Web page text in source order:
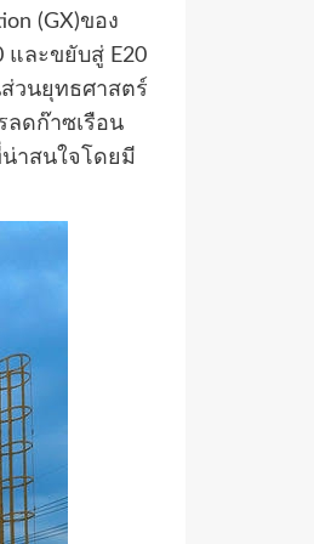
(GX)ของ
และขยับสู่ E20
วนยุทธศาสตร์
ดก๊าซเรือน
าสนใจโดยมี